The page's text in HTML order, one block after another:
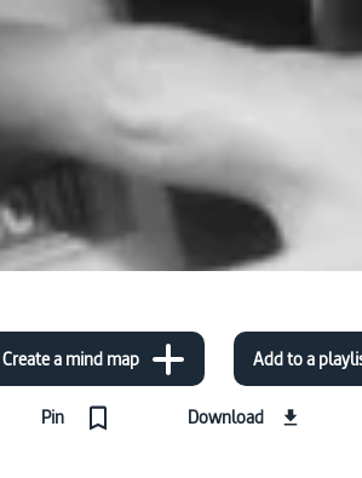
Create a mind map Add to a
Pin Download